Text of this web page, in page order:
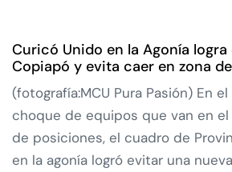
Curicó Unido en la Agonía
Copiapó y evita caer en zona
(fotografía:MCU Pura Pasión) En
choque de equipos que van en
de posiciones, el cuadro de
en la agonía logró evitar una